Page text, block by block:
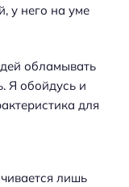
у него на уме
обламывать
Я обойдусь и
для
лишь